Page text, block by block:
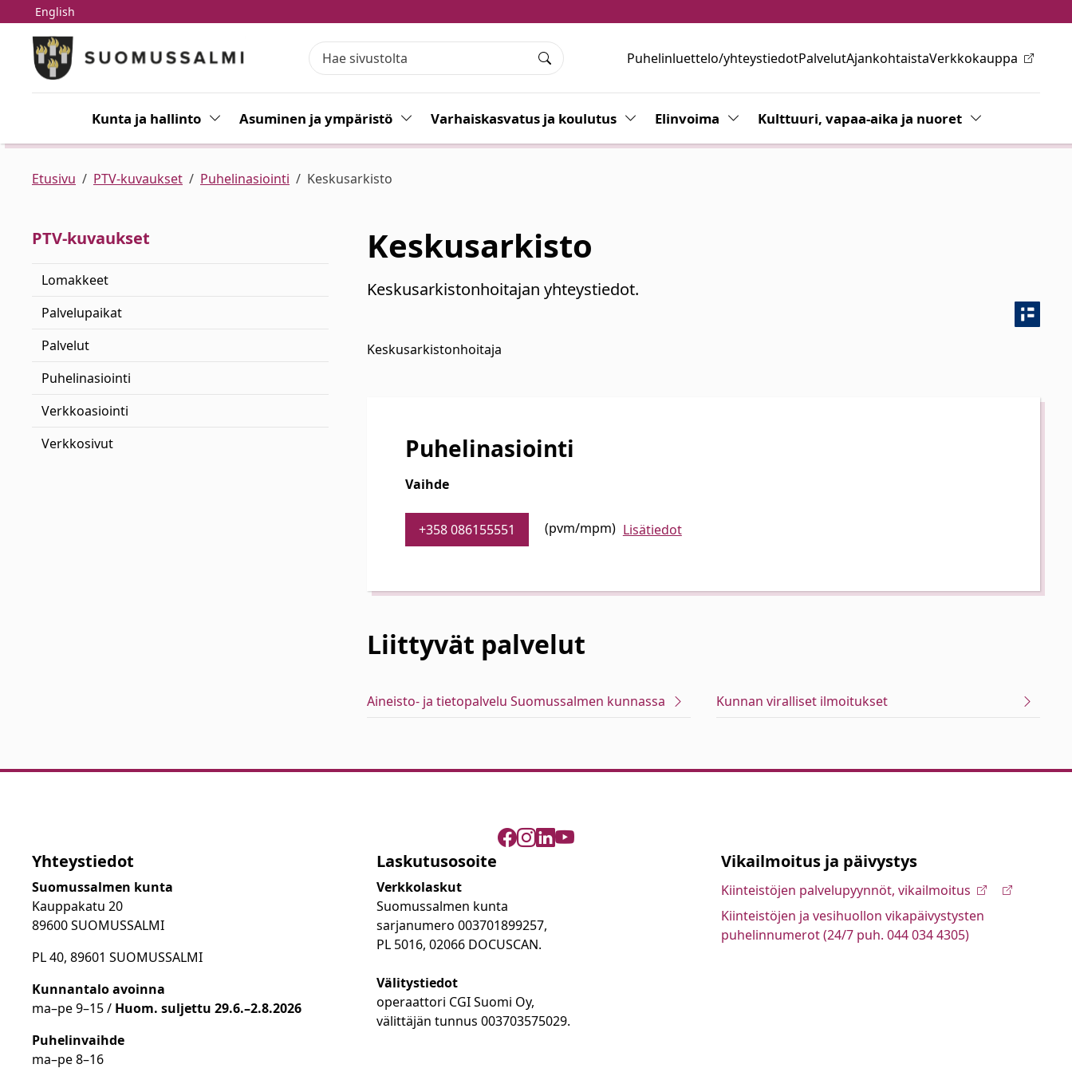
Siirry pääsisältöön
Siirry päävalikkoon
Puhelinluettelo/yhteystiedotPalvelutAjankohtaistaVerkkokauppa
English
Haku
Kunta ja hallinto Vaihda alasvetovalikkoa
Asuminen ja ympäristö Vaihda alasvetovalikkoa
Varhaiskasvatus ja koulutus Vaihda alasvetovalikkoa
Elinvoima Vaihda alasvetovalikkoa
Kulttuuri, vapaa-aika ja nuoret Vaihda
Etusivu PTV-kuvaukset Puhelinasiointi Keskusarkisto
PTV-kuvaukset
Lomakkeet
Palvelupaikat
Palvelut
Puhelinasiointi
Verkkoasiointi
Verkkosivut
Keskusarkisto
Keskusarkistonhoitajan yhteystiedot.
Keskusarkistonhoitaja
Puhelinasiointi
Vaihde
+358 086155551 (pvm/mpm) Lisätiedot
Liittyvät palvelut
Aineisto- ja tietopalvelu Suomussalmen kunnassa Kunnan viralliset ilmoitukset
Yhteystiedot
Suomussalmen kunta
Kauppakatu 20
89600 SUOMUSSALMI
PL 40, 89601 SUOMUSSALMI
Kunnantalo avoinna
ma–pe 9–15 / Huom. suljettu 29.6.–2.8.2026
Puhelinvaihde
ma–pe 8–16
Laskutusosoite
Verkkolaskut
Suomussalmen kunta
sarjanumero 003701899257,
PL 5016, 02066 DOCUSCAN.
Välitystiedot
operaattori CGI Suomi Oy,
välittäjän tunnus 003703575029.
Vikailmoitus ja päivystys
Kiinteistöjen palvelupyynnöt, vikailmoitus
Kiinteistöjen ja vesihuollon vikapäivystysten
puhelinnumerot (24/7 puh. 044 034 4305)